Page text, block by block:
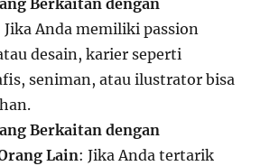
Berkaitan dengan
Jika Anda memiliki passion
desain, karier seperti
seniman, atau ilustrator bisa
Berkaitan dengan
Lain: Jika Anda tertarik